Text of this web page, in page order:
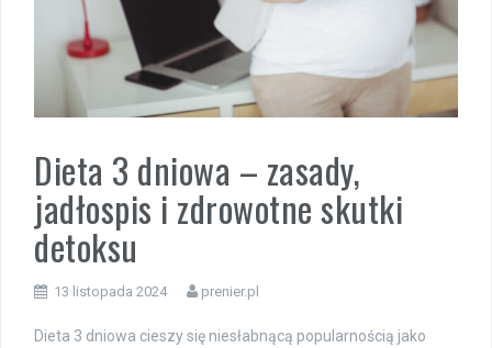
Dieta 3 dniowa – zasady,
jadłospis i zdrowotne skutki
detoksu
13 listopada 2024 prenier.pl
Dieta 3 dniowa cieszy się niesłabnącą popularnością jako